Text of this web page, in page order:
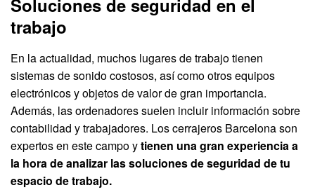
Soluciones de seguridad en el
trabajo
En la actualidad, muchos lugares de trabajo tienen
sistemas de sonido costosos, así como otros equipos
electrónicos y objetos de valor de gran importancia.
Además, las ordenadores suelen incluir información sobre
contabilidad y trabajadores. Los cerrajeros Barcelona son
expertos en este campo ytienen una gran experiencia a
la hora de analizar las soluciones de seguridad de tu
espacio de trabajo.